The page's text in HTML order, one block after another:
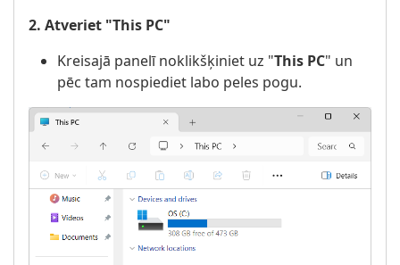
2. Atveriet "This PC"
Kreisajā panelī noklikšķiniet uz "This PC" un
pēc tam nospiediet labo peles pogu.